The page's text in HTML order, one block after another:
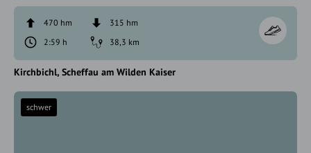
470 hm
315 hm
2:59 h
38,3 km
Kirchbichl Scheffau am Wilden Kaiser
schwer